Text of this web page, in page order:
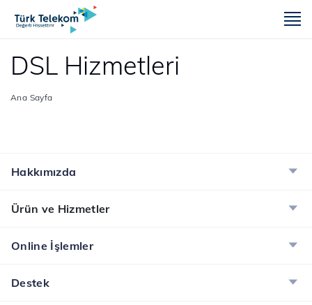
DSL Hizmetleri
Ana Sayfa
Hakkımızda
Ürün ve Hizmetler
Online İşlemler
Destek